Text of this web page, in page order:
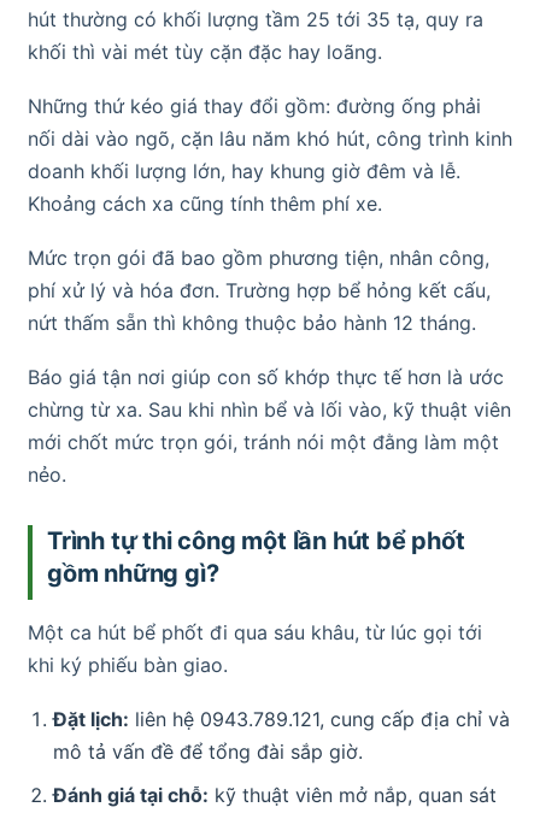
hút thường có khối lượng tầm 25 tới 35 tạ, quy ra
khối thì vài mét tùy cặn đặc hay loãng.
Những thứ kéo giá thay đổi gồm: đường ống phải
nối dài vào ngõ, cặn lâu năm khó hút, công trình kinh
doanh khối lượng lớn, hay khung giờ đêm và lễ.
Khoảng cách xa cũng tính thêm phí xe.
Mức trọn gói đã bao gồm phương tiện, nhân công,
phí xử lý và hóa đơn. Trường hợp bể hỏng kết cấu,
nứt thấm sẵn thì không thuộc bảo hành 12 tháng.
Báo giá tận nơi giúp con số khớp thực tế hơn là ước
chừng từ xa. Sau khi nhìn bể và lối vào, kỹ thuật viên
mới chốt mức trọn gói, tránh nói một đằng làm một
nẻo.
Trình tự thi công một lần hút bể phốt
gồm những gì?
Một ca hút bể phốt đi qua sáu khâu, từ lúc gọi tới
khi ký phiếu bàn giao.
Đặt lịch: liên hệ 0943.789.121, cung cấp địa chỉ và
mô tả vấn đề để tổng đài sắp giờ.
Đánh giá tại chỗ: kỹ thuật viên mở nắp, quan sát